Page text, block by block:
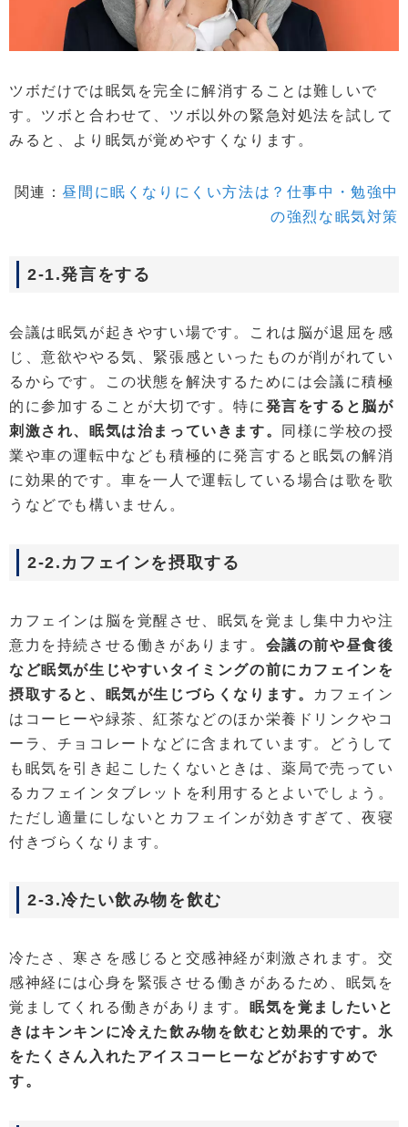
ツボだけでは眠気を完全に解消することは難しいで
す。ツボと合わせて、ツボ以外の緊急対処法を試して
みると、より眠気が覚めやすくなります。
関連：昼間に眠くなりにくい方法は？仕事中・勉強中
の強烈な眠気対策
2-1.発言をする
会議は眠気が起きやすい場です。これは脳が退屈を感
じ、意欲ややる気、緊張感といったものが削がれてい
るからです。この状態を解決するためには会議に積極
的に参加することが大切です。特に 発言をすると脳が
刺激され、眠気は治まっていきます。
同様に学校の授
業や車の運転中なども積極的に発言すると眠気の解消
に効果的です。車を一人で運転している場合は歌を歌
うなどでも構いません。
2-2.カフェインを摂取する
カフェインは脳を覚醒させ、眠気を覚まし集中力や注
意力を持続させる働きがあります。 会議の前や昼食後
など眠気が生じやすいタイミングの前にカフェインを
摂取すると、眠気が生じづらくなります。 カフェイン
はコーヒーや緑茶、紅茶などのほか栄養ドリンクやコ
ーラ、チョコレートなどに含まれています。どうして
も眠気を引き起こしたくないときは、薬局で売ってい
るカフェインタブレットを利用するとよいでしょう。
ただし適量にしないとカフェインが効きすぎて、夜寝
付きづらくなります。
2-3.冷たい飲み物を飲む
冷たさ、寒さを感じると交感神経が刺激されます。交
感神経には心身を緊張させる働きがあるため、眠気を
覚ましてくれる働きがあります。 眠気を覚ましたいと
きはキンキンに冷えた飲み物を飲むと効果的です。氷
をたくさん入れたアイスコーヒーなどがおすすめで
す。